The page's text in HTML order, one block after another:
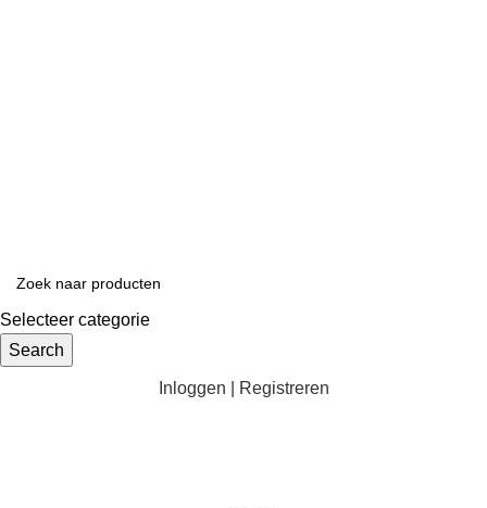
Selecteer categorie
Search
Inloggen | Registreren